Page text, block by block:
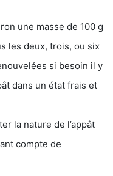
une masse de 100 g
les deux, trois, ou six
si besoin il y
dans un état frais et
la nature de l’appât
compte de